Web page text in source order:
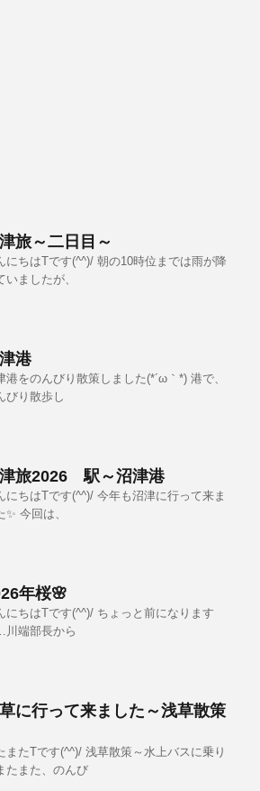
旅～二日目～
にちはTです(^^)/ 朝の10時位までは雨が降
いましたが、
港
港をのんびり散策しました(*´ω｀*) 港で、
びり散歩し
旅2026 駅～沼津港
にちはTです(^^)/ 今年も沼津に行って来ま
✨ 今回は、
年桜🌸
にちはTです(^^)/ ちょっと前になります
川端部長から
に行って来ました～浅草散策
またTです(^^)/ 浅草散策～水上バスに乗り
たまた、のんび